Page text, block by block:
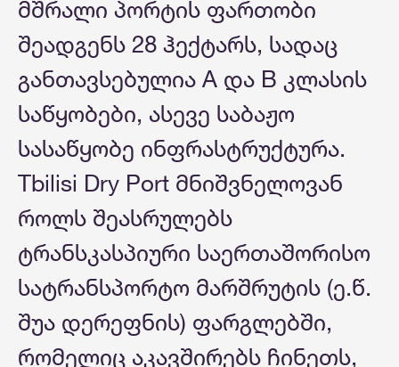
მშრალი პორტის ფართობი
შეადგენს 28 ჰექტარს, სადაც
განთავსებულია A და B კლასის
საწყობები, ასევე საბაჟო
სასაწყობე ინფრასტრუქტურა.
Tbilisi Dry Port მნიშვნელოვან
როლს შეასრულებს
ტრანსკასპიური საერთაშორისო
სატრანსპორტო მარშრუტის (ე.წ.
შუა დერეფნის) ფარგლებში,
რომელიც აკავშირებს ჩინეთს,